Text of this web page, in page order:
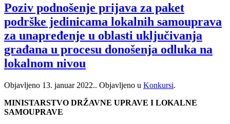
Poziv podnošenje prijava za paket
podrške jedinicama lokalnih samouprava
za unapređenje u oblasti uključivanja
građana u procesu donošenja odluka na
lokalnom nivou
Objavljeno 13. januar 2022.. Objavljeno u Konkursi.
MINISTARSTVO DRŽAVNE UPRAVE I LOKALNE
SAMOUPRAVE